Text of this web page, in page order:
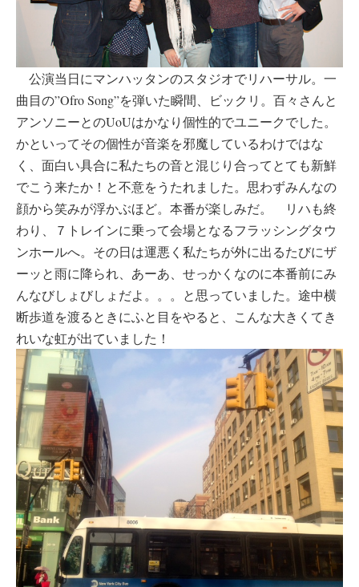
公演当日にマンハッタンのスタジオでリハーサル。一
曲目の”Ofro Song”を弾いた瞬間、ビックリ。百々さんと
アンソニーとのUoUはかなり個性的でユニークでした。
かといってその個性が音楽を邪魔しているわけではな
く、面白い具合に私たちの音と混じり合ってとても新鮮
でこう来たか！と不意をうたれました。思わずみんなの
顔から笑みが浮かぶほど。本番が楽しみだ。 リハも終
わり、７トレインに乗って会場となるフラッシングタウ
ンホールへ。その日は運悪く私たちが外に出るたびにザ
ーッと雨に降られ、あーあ、せっかくなのに本番前にみ
んなびしょびしょだよ。。。と思っていました。途中横
断歩道を渡るときにふと目をやると、こんな大きくてき
れいな虹が出ていました！